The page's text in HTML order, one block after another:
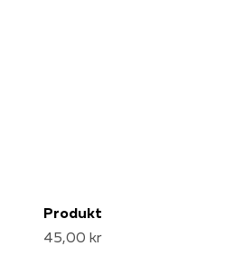
Produkt
45,00 kr